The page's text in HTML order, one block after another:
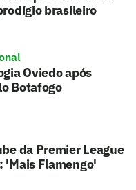
brasileiro
Oviedo após
Botafogo
da Premier League
'Mais Flamengo'